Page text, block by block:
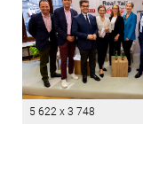
5 622 x 3 748